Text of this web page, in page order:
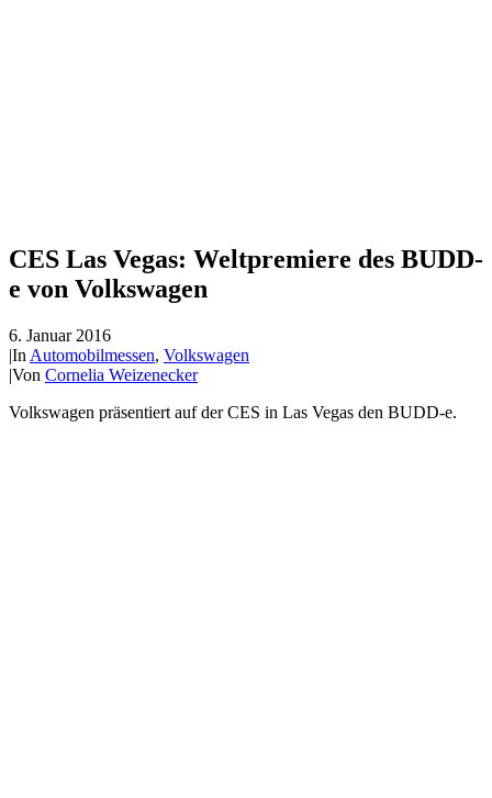
CES Las Vegas: Weltpremiere des BUDD-
e von Volkswagen
6. Januar 2016
|In Automobilmessen, Volkswagen
|Von Cornelia Weizenecker
Volkswagen präsentiert auf der CES in Las Vegas den BUDD-e.